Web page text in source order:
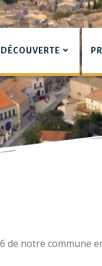
DÉCOUVERTE
de notre commune